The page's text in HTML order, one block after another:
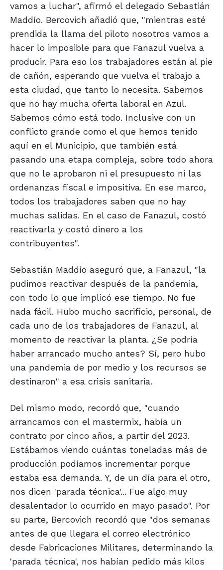
vamos a luchar", afirmó el delegado Sebastián
Maddío. Bercovich añadió que, "mientras esté
prendida la llama del piloto nosotros vamos a
hacer lo imposible para que Fanazul vuelva a
producir. Para eso los trabajadores están al pie
de cañón, esperando que vuelva el trabajo a
esta ciudad, que tanto lo necesita. Sabemos
que no hay mucha oferta laboral en Azul.
Sabemos cómo está todo. Inclusive con un
conflicto grande como el que hemos tenido
aquí en el Municipio, que también está
pasando una etapa compleja, sobre todo ahora
que no le aprobaron ni el presupuesto ni las
ordenanzas fiscal e impositiva. En ese marco,
todos los trabajadores saben que no hay
muchas salidas. En el caso de Fanazul, costó
reactivarla y costó dinero a los
contribuyentes".
Sebastián Maddío aseguró que, a Fanazul, "la
pudimos reactivar después de la pandemia,
con todo lo que implicó ese tiempo. No fue
nada fácil. Hubo mucho sacrificio, personal, de
cada uno de los trabajadores de Fanazul, al
momento de reactivar la planta. ¿Se podría
haber arrancado mucho antes? Sí, pero hubo
una pandemia de por medio y los recursos se
destinaron" a esa crisis sanitaria.
Del mismo modo, recordó que, "cuando
arrancamos con el mastermix, había un
contrato por cinco años, a partir del 2023.
Estábamos viendo cuántas toneladas más de
producción podíamos incrementar porque
estaba esa demanda. Y, de un día para el otro,
nos dicen 'parada técnica'... Fue algo muy
desalentador lo ocurrido en mayo pasado". Por
su parte, Bercovich recordó que "dos semanas
antes de que llegara el correo electrónico
desde Fabricaciones Militares, determinando la
'parada técnica', nos habían pedido más kilos